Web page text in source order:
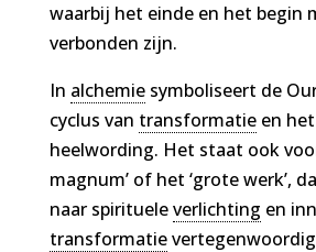
waarbij het einde en het begin
verbonden zijn.
In alchemiesymboliseert de
cyclus van transformatieen het
heelwording. Het staat ook
magnum’ of het ‘grote werk’,
naar spiritueleverlichting en
transformatie